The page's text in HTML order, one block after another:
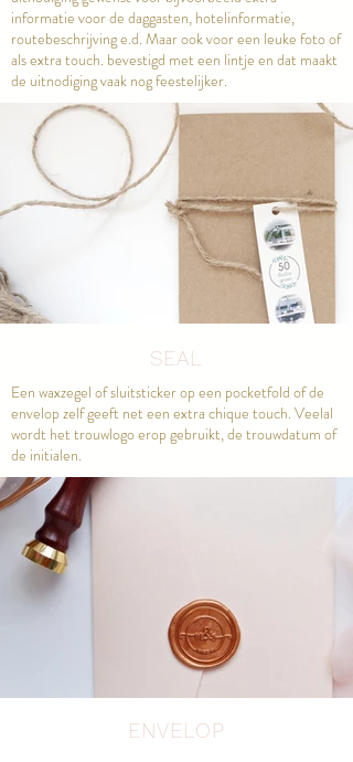
informatie voor de daggasten, hotelinformatie,
routebeschrijving e.d. Maar ook voor een leuke foto of
als extra touch. bevestigd met een lintje en dat maakt
de uitnodiging vaak nog feestelijker.
SEAL
Een waxzegel of sluitsticker op een pocketfold of de
envelop zelf geeft net een extra chique touch. Veelal
wordt het trouwlogo erop gebruikt, de trouwdatum of
de initialen.
ENVELOP